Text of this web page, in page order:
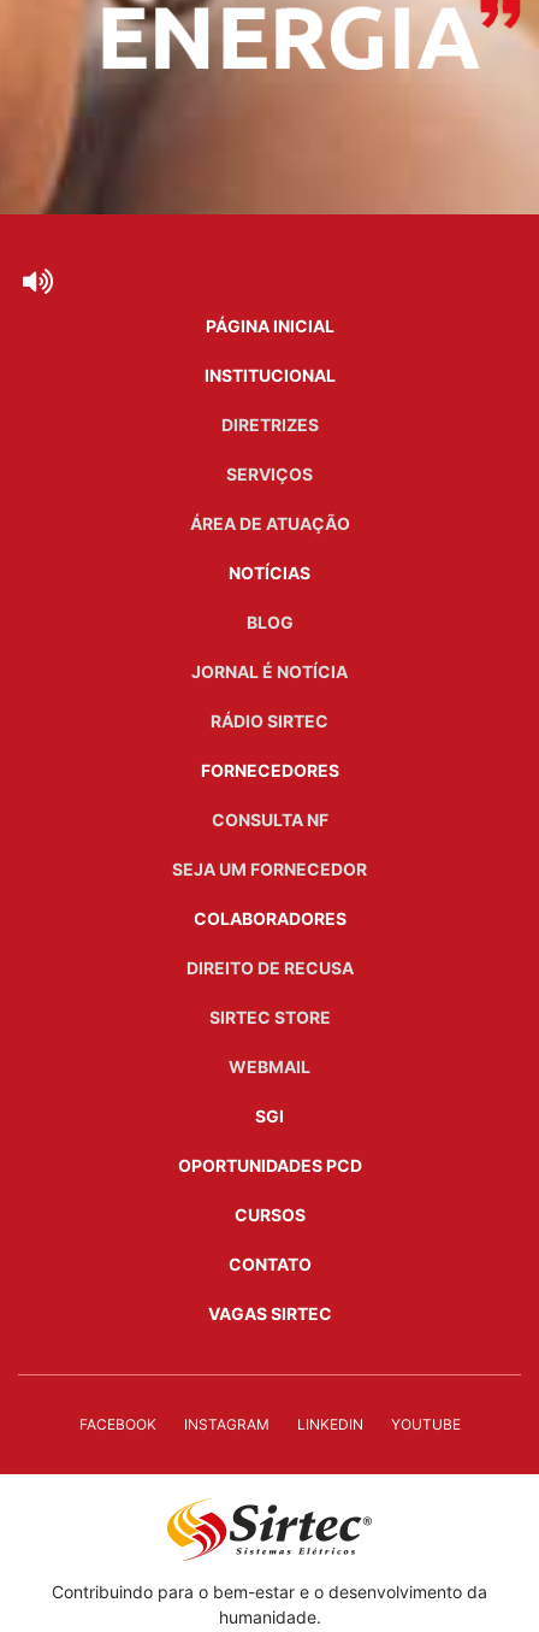
PÁGINA INICIAL
INSTITUCIONAL
DIRETRIZES
SERVIÇOS
ÁREA DE ATUAÇÃO
NOTÍCIAS
BLOG
JORNAL É NOTÍCIA
RÁDIO SIRTEC
FORNECEDORES
CONSULTA NF
SEJA UM FORNECEDOR
COLABORADORES
DIREITO DE RECUSA
SIRTEC STORE
WEBMAIL
SGI
OPORTUNIDADES PCD
CURSOS
CONTATO
VAGAS SIRTEC
FACEBOOK INSTAGRAM LINKEDIN YOUTUBE
Contribuindo para o bem-estar e o desenvolvimento da
humanidade.